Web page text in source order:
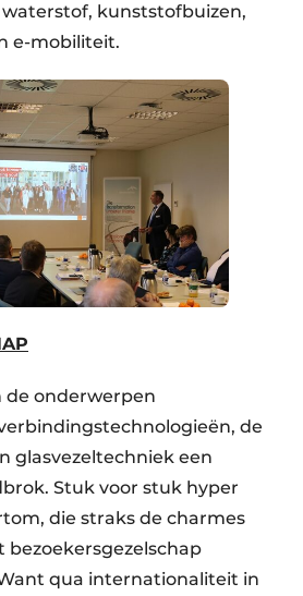
kunststofbuizen,
e-mobiliteit.
de onderwerpen
de
glasvezeltechniek een
Stuk voor stuk hyper
die straks de charmes
bezoekersgezelschap
qua internationaliteit in